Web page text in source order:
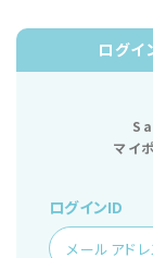
ログイ
マイ
ログインID